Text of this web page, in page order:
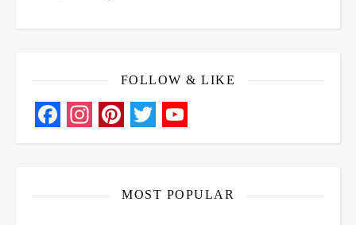
FOLLOW & LIKE
Facebook
Instagram
Pinterest
Twitter
YouTube
MOST POPULAR